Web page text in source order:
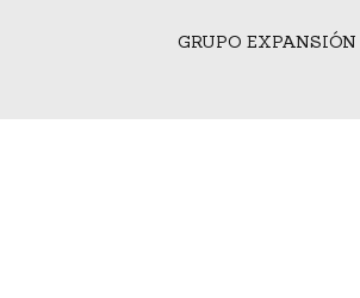
GRUPO EXPANSIÓN